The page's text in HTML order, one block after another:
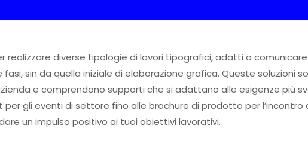
realizzare diverse tipologie di lavori tipografici, adatti a
sin da quella iniziale di elaborazione grafica. Queste soluzioni
e comprendono supporti che si adattano alle esigenze più
per gli eventi di settore fino alle brochure di prodotto per
un impulso positivo ai tuoi obiettivi lavorativi.